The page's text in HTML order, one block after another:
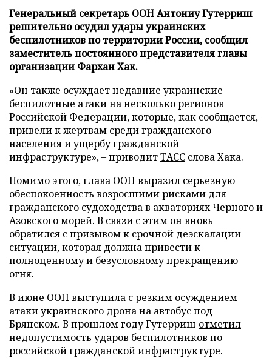
Генеральный секретарь ООН Антониу Гутерриш
решительно осудил удары украинских
беспилотников по территории России, сообщил
заместитель постоянного представителя главы
организации Фархан Хак.
«Он также осуждает недавние украинские
беспилотные атаки на несколько регионов
Российской Федерации, которые, как сообщается,
привели к жертвам среди гражданского
населения и ущербу гражданской
инфраструктуре», – приводитТАСС слова Хака.
Помимо этого, глава ООН выразил серьезную
обеспокоенность возросшими рисками для
гражданского судоходства в акваториях Черного и
Азовского морей. В связи с этим он вновь
обратился с призывом к срочной деэскалации
ситуации, которая должна привести к
полноценному и безусловному прекращению
огня.
В июне ООНвыступила с резким осуждением
атаки украинского дрона на автобус под
Брянском. В прошлом году Гутерриш отметил
недопустимость ударов беспилотников по
российской гражданской инфраструктуре.